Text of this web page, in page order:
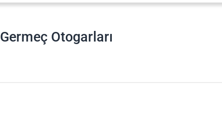
Germeç Otogarları